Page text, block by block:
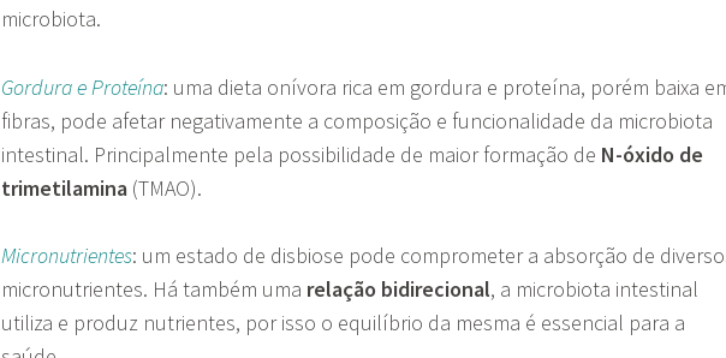
microbiota.
Gordura e Proteína: uma dieta onívora rica em gordura e proteína, porém baixa
fibras, pode afetar negativamente a composição e funcionalidade da microbiota
intestinal. Principalmente pela possibilidade de maior formação de N-óxido de
trimetilamina (TMAO).
Micronutrientes: um estado de disbiose pode comprometer a absorção de
micronutrientes. Há também uma relação bidirecional, a microbiota intestinal
utiliza e produz nutrientes, por isso o equilíbrio da mesma é essencial para a